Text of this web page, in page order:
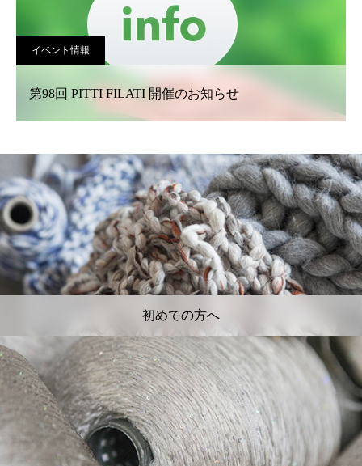
イベント情報
第98回 PITTI FILATI 開催のお知らせ
初めての方へ